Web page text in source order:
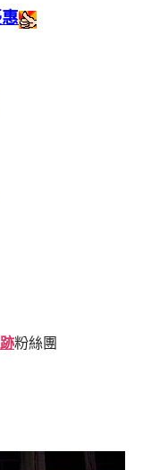
粉絲團